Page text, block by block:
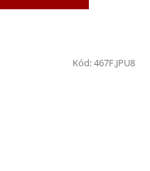
Kód:467F.JPU8